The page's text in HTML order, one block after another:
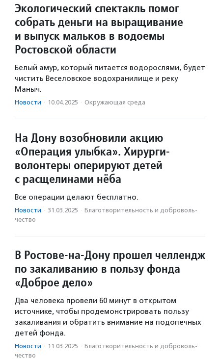
Экологический спектакль помог
собрать деньги на выращивание
и выпуск мальков в водоемы
Ростовской области
Белый амур, который питается водорослями, будет
чистить Веселовское водохранилище и реку
Маныч.
Новости · 10.04.2025 · Окружающая среда
На Дону возобновили акцию
«Операция улыбка». Хирурги-
волонтеры оперируют детей
с расщелинами нёба
Все операции делают бесплатно.
Новости · 31.03.2025 · Благотвори­тель­ность и доброволь­
чест­во
В Ростове-на-Дону прошел челлендж
по закаливанию в пользу фонда
«Доброе дело»
Два человека провели 60 минут в открытом
источнике, чтобы продемонстрировать пользу
закаливания и обратить внимание на подопечных
детей фонда.
Новости · 11.03.2025 · Благотвори­тель­ность и доброволь­
чест­во